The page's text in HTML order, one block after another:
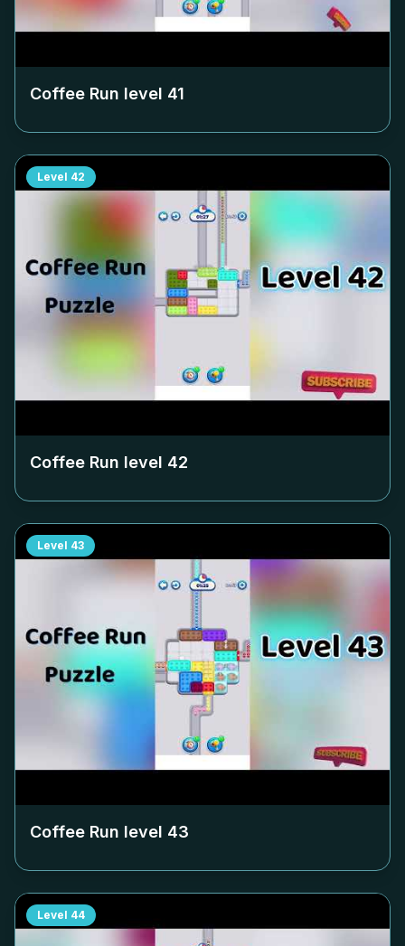
Coffee Run level 41
Level 42
Coffee Run level 42
Level 43
Coffee Run level 43
Level 44